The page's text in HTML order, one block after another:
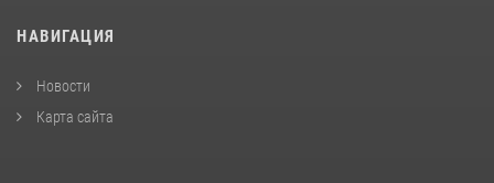
НАВИГАЦИЯ
Новости
Карта сайта